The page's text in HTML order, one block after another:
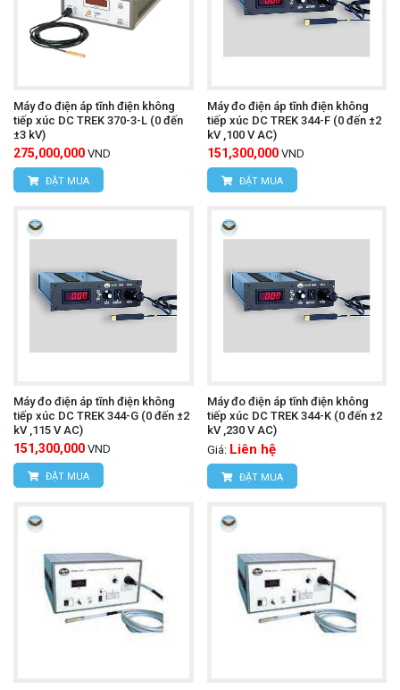
Máy đo điện áp tĩnh điện không
tiếp xúc DC TREK 370-3-L (0 đến
±3 kV)
275,000,000 VND
ĐẶT MUA
Máy đo điện áp tĩnh điện không
tiếp xúc DC TREK 344-F (0 đến ±2
kV ,100 V AC)
151,300,000 VND
ĐẶT MUA
Máy đo điện áp tĩnh điện không
tiếp xúc DC TREK 344-G (0 đến ±2
kV ,115 V AC)
151,300,000 VND
ĐẶT MUA
Máy đo điện áp tĩnh điện không
tiếp xúc DC TREK 344-K (0 đến ±2
kV ,230 V AC)
Giá: Liên hệ
ĐẶT MUA